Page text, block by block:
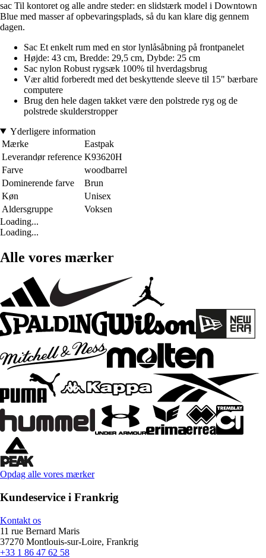
sac Til kontoret og alle andre steder: en slidstærk model i Downtown
Blue med masser af opbevaringsplads, så du kan klare dig gennem
dagen.
Sac Et enkelt rum med en stor lynlåsåbning på frontpanelet
Højde: 43 cm, Bredde: 29,5 cm, Dybde: 25 cm
Sac nylon Robust rygsæk 100% til hverdagsbrug
Vær altid forberedt med det beskyttende sleeve til 15" bærbare
computere
Brug den hele dagen takket være den polstrede ryg og de
polstrede skulderstropper
Yderligere information
Mærke
Eastpak
Leverandør reference K93620H
Farve
woodbarrel
Dominerende farve
Brun
Køn
Unisex
Aldersgruppe
Voksen
Loading...
Loading...
Alle vores mærker
Opdag alle vores mærker
Kundeservice i Frankrig
Kontakt os
11 rue Bernard Maris
37270 Montlouis-sur-Loire, Frankrig
+33 1 86 47 62 58